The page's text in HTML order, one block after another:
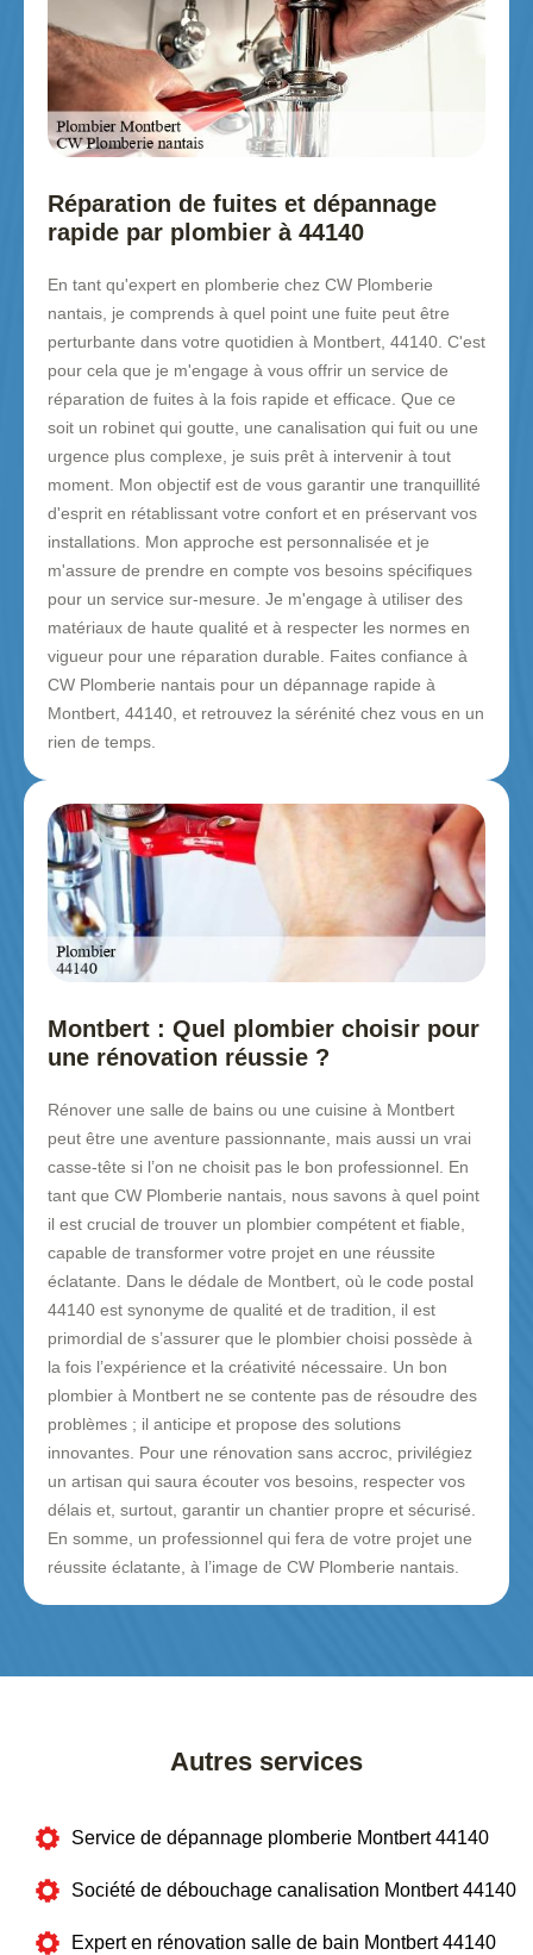
Réparation de fuites et dépannage
rapide par plombier à 44140
En tant qu'expert en plomberie chez CW Plomberie
nantais, je comprends à quel point une fuite peut être
perturbante dans votre quotidien à Montbert, 44140. C'est
pour cela que je m'engage à vous offrir un service de
réparation de fuites à la fois rapide et efficace. Que ce
soit un robinet qui goutte, une canalisation qui fuit ou une
urgence plus complexe, je suis prêt à intervenir à tout
moment. Mon objectif est de vous garantir une tranquillité
d'esprit en rétablissant votre confort et en préservant vos
installations. Mon approche est personnalisée et je
m'assure de prendre en compte vos besoins spécifiques
pour un service sur-mesure. Je m'engage à utiliser des
matériaux de haute qualité et à respecter les normes en
vigueur pour une réparation durable. Faites confiance à
CW Plomberie nantais pour un dépannage rapide à
Montbert, 44140, et retrouvez la sérénité chez vous en un
rien de temps.
Montbert : Quel plombier choisir pour
une rénovation réussie ?
Rénover une salle de bains ou une cuisine à Montbert
peut être une aventure passionnante, mais aussi un vrai
casse-tête si l’on ne choisit pas le bon professionnel. En
tant que CW Plomberie nantais, nous savons à quel point
il est crucial de trouver un plombier compétent et fiable,
capable de transformer votre projet en une réussite
éclatante. Dans le dédale de Montbert, où le code postal
44140 est synonyme de qualité et de tradition, il est
primordial de s’assurer que le plombier choisi possède à
la fois l’expérience et la créativité nécessaire. Un bon
plombier à Montbert ne se contente pas de résoudre des
problèmes ; il anticipe et propose des solutions
innovantes. Pour une rénovation sans accroc, privilégiez
un artisan qui saura écouter vos besoins, respecter vos
délais et, surtout, garantir un chantier propre et sécurisé.
En somme, un professionnel qui fera de votre projet une
réussite éclatante, à l’image de CW Plomberie nantais.
Autres services
Service de dépannage plomberie Montbert 44140
Société de débouchage canalisation Montbert 44140
Expert en rénovation salle de bain Montbert 44140